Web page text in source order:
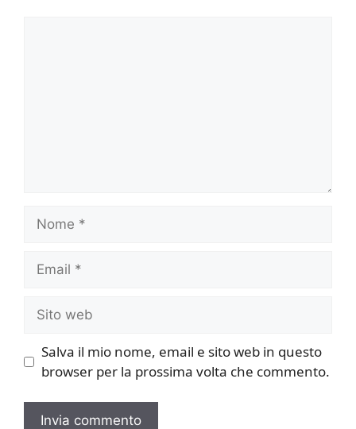
Nome
Email
Sito
web
Salva il mio nome, email e sito web in questo
browser per la prossima volta che commento.